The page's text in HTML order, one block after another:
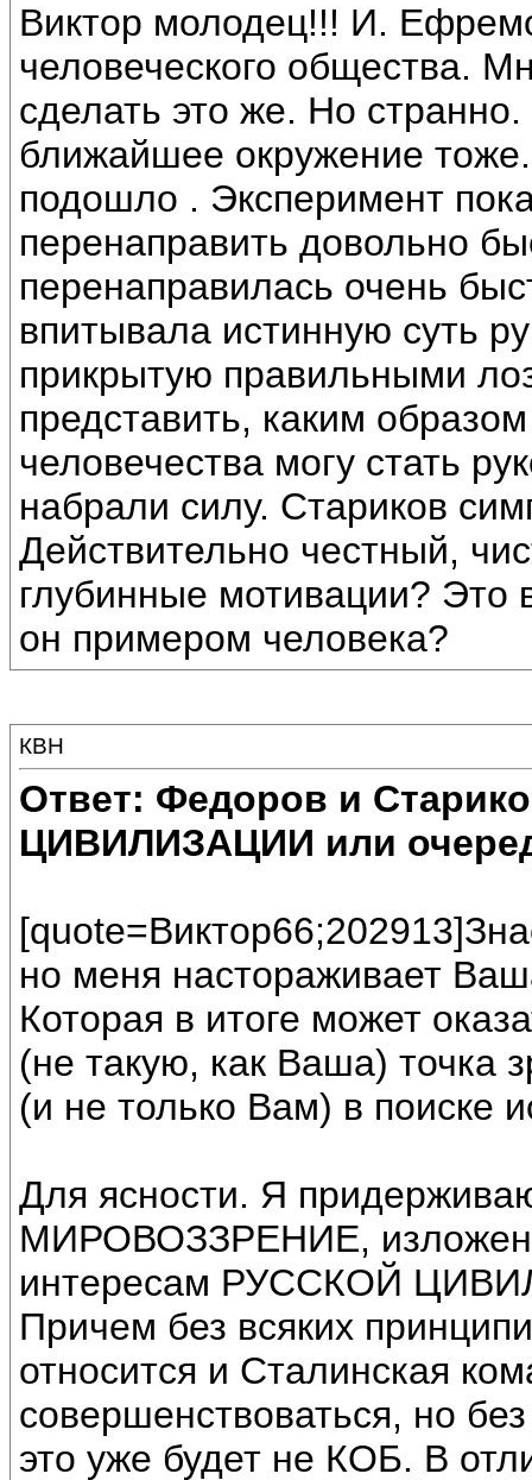
Виктор молодец!!! И.
человеческого общества.
сделать это же. Но
ближайшее окружение
подошло . Эксперимент
перенаправить довольно
перенаправилась очень
впитывала истинную суть
прикрытую правильными
представить, каким
человечества могу стать
набрали силу. Стариков
Действительно честный,
глубинные мотивации? Это
он примером человека?
КВН
Ответ: Федоров и
ЦИВИЛИЗАЦИИ или
но меня настораживает
Которая в итоге может
(не такую, как Ваша) точка
(и не только Вам) в поиске
Для ясности. Я
МИРОВОЗЗРЕНИЕ,
интересам РУССКОЙ
Причем без всяких
относится и Сталинская
совершенствоваться, но
это уже будет не КОБ. В